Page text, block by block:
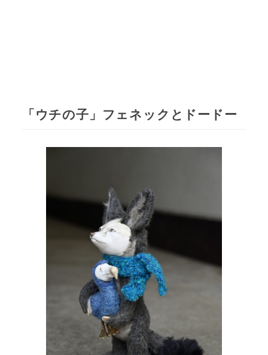
「ウチの子」フェネックとドードー